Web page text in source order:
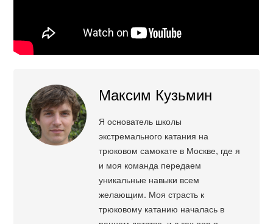
Максим Кузьмин
Я основатель школы
экстремального катания на
трюковом самокате в Москве, где я
и моя команда передаем
уникальные навыки всем
желающим. Моя страсть к
трюковому катанию началась в